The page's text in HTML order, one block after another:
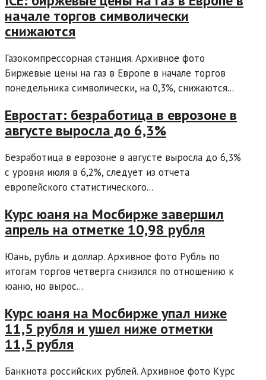
начале торгов символически
снижаются
Газокомпрессорная станция. Архивное фото
Биржевые цены на газ в Европе в начале торгов
понедельника символически, на 0,3%, снижаются...
Евростат: безработица в еврозоне в
августе выросла до 6,3%
Безработица в еврозоне в августе выросла до 6,3%
с уровня июля в 6,2%, следует из отчета
европейского статистического...
Курс юаня на Мосбирже завершил
апрель на отметке 10,98 рубля
Юань, рубль и доллар. Архивное фото Рубль по
итогам торгов четверга снизился по отношению к
юаню, но вырос...
Курс юаня на Мосбирже упал ниже
11,5 рубля и ушел ниже отметки
11,5 рубля
Банкнота российских рублей. Архивное фото Курс